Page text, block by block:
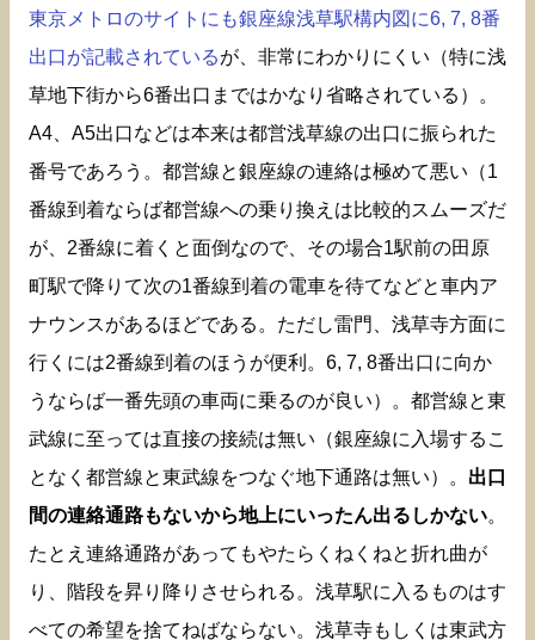
東京メトロのサイトにも銀座線浅草駅構内図に6, 7, 8番
出口が記載されているが、非常にわかりにくい（特に浅
草地下街から6番出口まではかなり省略されている）。
A4、A5出口などは本来は都営浅草線の出口に振られた
番号であろう。都営線と銀座線の連絡は極めて悪い（1
番線到着ならば都営線への乗り換えは比較的スムーズだ
が、2番線に着くと面倒なので、その場合1駅前の田原
町駅で降りて次の1番線到着の電車を待てなどと車内ア
ナウンスがあるほどである。ただし雷門、浅草寺方面に
行くには2番線到着のほうが便利。6, 7, 8番出口に向か
うならば一番先頭の車両に乗るのが良い）。都営線と東
武線に至っては直接の接続は無い（銀座線に入場するこ
となく都営線と東武線をつなぐ地下通路は無い）。 出口
間の連絡通路もないから地上にいったん出るしかない。
たとえ連絡通路があってもやたらくねくねと折れ曲が
り、階段を昇り降りさせられる。浅草駅に入るものはす
べての希望を捨てねばならない。浅草寺もしくは東武方